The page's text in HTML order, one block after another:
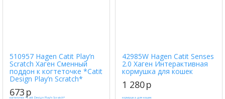
510957 Hagen Catit Play’n
Scratch Хаген Сменный
поддон к когтеточке *Catit
Design Play’n Scratch*
673 p
42985W Hagen Catit Senses
2.0 Хаген Интерактивная
кормушка для кошек
1 280p